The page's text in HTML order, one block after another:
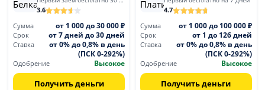
3.6
Сумма
от 1 000 до 30 000 ₽
Срок от 7 дней до 30 дней
Ставка
от 0% до 0,8% в день
(ПСК 0-292%)
Одобрение Высокое
Получить деньги
4.7
Сумма
от 1 000 до 100 000 ₽
Срок от 1 до 126 дней
Ставка
от 0% до 0,8% в день
(ПСК 0-292%)
Одобрение Высокое
Получить деньги